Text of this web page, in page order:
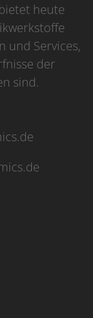
heute
und Services,
der
sind.